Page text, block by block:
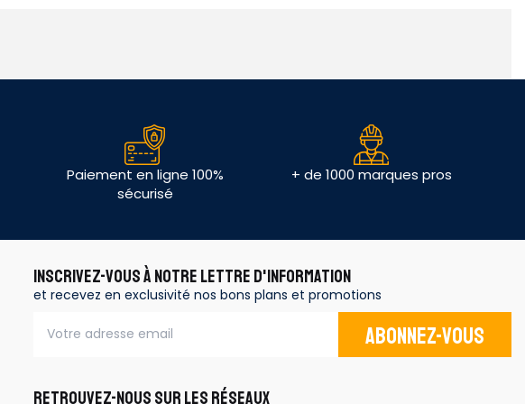
Paiement en ligne 100%
sécurisé
+ de 1000 marques pros
INSCRIVEZ-VOUS À NOTRE LETTRE D'INFORMATION
et recevez en exclusivité nos bons plans et promotions
Abonnez-vous
RETROUVEZ-NOUS SUR LES RÉSEAUX